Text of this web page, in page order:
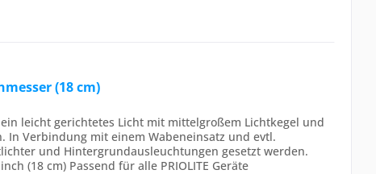
(18 cm)
ein leicht gerichtetes Licht mit mittelgroßem Lichtkegel und
In Verbindung mit einem Wabeneinsatz und evtl.
und Hintergrundausleuchtungen gesetzt werden.
(18 cm) Passend für alle PRIOLITE Geräte